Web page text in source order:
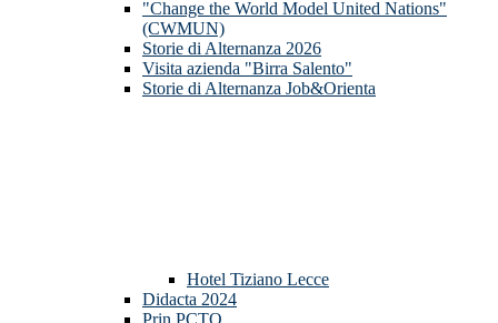
"Change the World Model United Nations"
(CWMUN)
Storie di Alternanza 2026
Visita azienda "Birra Salento"
Storie di Alternanza Job&Orienta
Hotel Tiziano Lecce
Didacta 2024